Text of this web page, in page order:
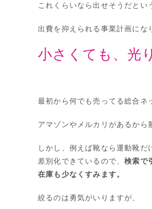
これくらいなら出せそうだとい
出費を抑えられる事業計画にな
小さくても、光
最初から何でも売ってる総合ネ
アマゾンやメルカリがあるから
しかし、例えば靴なら運動靴だ
差別化できているので、検索で
在庫も少なくすみます。
絞るのは勇気がいりますが、